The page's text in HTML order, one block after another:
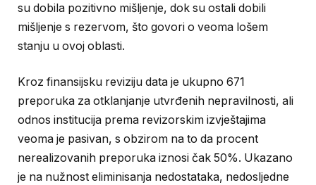
su dobila pozitivno mišljenje, dok su ostali dobili
mišljenje s rezervom, što govori o veoma lošem
stanju u ovoj oblasti.
Kroz finansijsku reviziju data je ukupno 671
preporuka za otklanjanje utvrđenih nepravilnosti, ali
odnos institucija prema revizorskim izvještajima
veoma je pasivan, s obzirom na to da procent
nerealizovanih preporuka iznosi čak 50%. Ukazano
je na nužnost eliminisanja nedostataka, nedosljedne